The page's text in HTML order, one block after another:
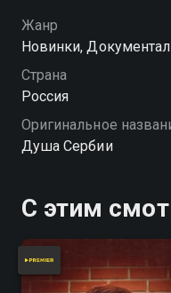
Николай Мухин.
почти на 100 лет, на
разные
проекта
Жанр
Новинки,
Страна
Россия
Оригинальное
Душа Сербии
С этим